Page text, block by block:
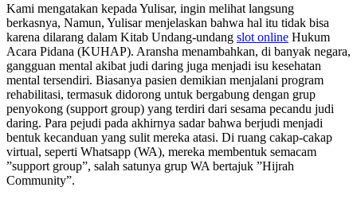
Kami mengatakan kepada Yulisar, ingin melihat langsung
berkasnya, Namun, Yulisar menjelaskan bahwa hal itu tidak bisa
karena dilarang dalam Kitab Undang-undang slot online Hukum
Acara Pidana (KUHAP). Aransha menambahkan, di banyak negara,
gangguan mental akibat judi daring juga menjadi isu kesehatan
mental tersendiri. Biasanya pasien demikian menjalani program
rehabilitasi, termasuk didorong untuk bergabung dengan grup
penyokong (support group) yang terdiri dari sesama pecandu judi
daring. Para pejudi pada akhirnya sadar bahwa berjudi menjadi
bentuk kecanduan yang sulit mereka atasi. Di ruang cakap-cakap
virtual, seperti Whatsapp (WA), mereka membentuk semacam
”support group”, salah satunya grup WA bertajuk ”Hijrah
Community”.